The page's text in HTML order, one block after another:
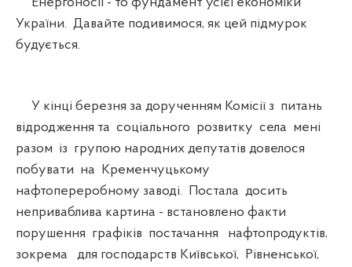
України. Давайте подивимося, як цей підмурок
будується.
У кінці березня за дорученням Комісії з питань
відродження та соціального розвитку села мені
разом із групою народних депутатів довелося
побувати на Кременчуцькому
нафтопереробному заводі. Постала досить
неприваблива картина - встановлено факти
порушення графіків постачання нафтопродуктів,
зокрема для господарств Київської, Рівненської,